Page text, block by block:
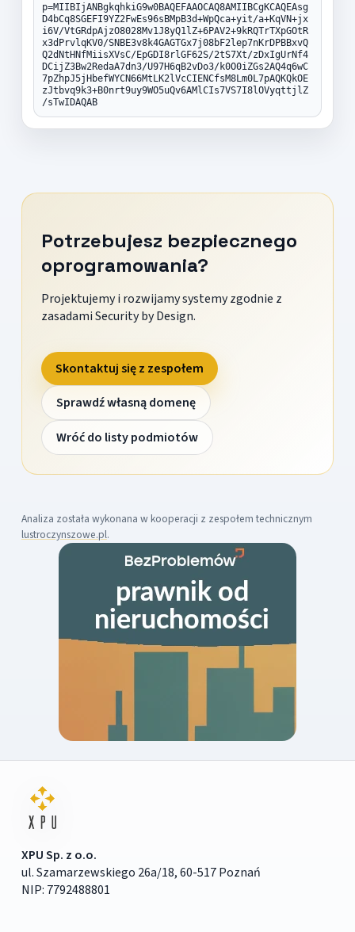
p=MIIBIjANBgkqhkiG9w0BAQEFAAOCAQ8AMIIBCgKCAQEAsg
D4bCq8SGEFI9YZ2FwEs96sBMpB3d+WpQca+yit/a+KqVN+jx
i6V/VtGRdpAjzO8028Mv1J8yQ1lZ+6PAV2+9kRQTrTXpGOtR
x3dPrvlqKV0/SNBE3v8k4GAGTGx7j08bF2lep7nKrDPBBxvQ
Q2dNtHNfMiisXVsC/EpGDI8rlGF62S/2tS7Xt/zDxIgUrNf4
DCijZ3Bw2RedaA7dn3/U97H6qB2vDo3/k0O0iZGs2AQ4q6wC
7pZhpJ5jHbefWYCN66MtLK2lVcCIENCfsM8Lm0L7pAQKQkOE
zJtbvq9k3+B0nrt9uy9WO5uQv6AMlCIs7VS7I8lOVyqttjlZ
/sTwIDAQAB
Potrzebujesz bezpiecznego
oprogramowania?
Projektujemy i rozwijamy systemy zgodnie z
zasadami Security by Design.
Skontaktuj się z zespołem
Sprawdź własną domenę
Wróć do listy podmiotów
Analiza została wykonana w kooperacji z zespołem technicznym
lustroczynszowe.pl.
XPU Sp. z o.o.
ul. Szamarzewskiego 26a/18, 60-517 Poznań
NIP: 7792488801